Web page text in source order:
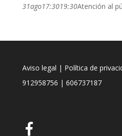
31ago17:3019:30Atención al
Aviso legal | Política de
912958756 | 606737187